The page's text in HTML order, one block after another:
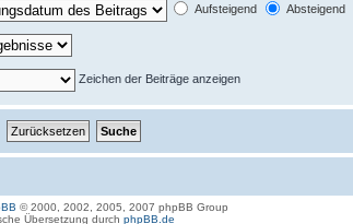
Aufsteigend Absteigend
Zeichen der Beiträge anzeigen
© 2000, 2002, 2005, 2007 phpBB Group
Übersetzung durch phpBB.de